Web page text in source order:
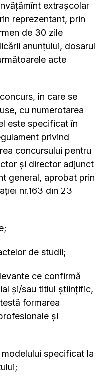
extrașcolar
reprezentant, prin
de 30 zile
anunţului, dosarul
acte
în care se
cu numerotarea
este specificat în
privind
concursului pentru
și director adjunct
general, aprobat prin
nr.163 din 23
de studii;
ce confirmă
și/sau titlul științific,
formarea
și
specificat la